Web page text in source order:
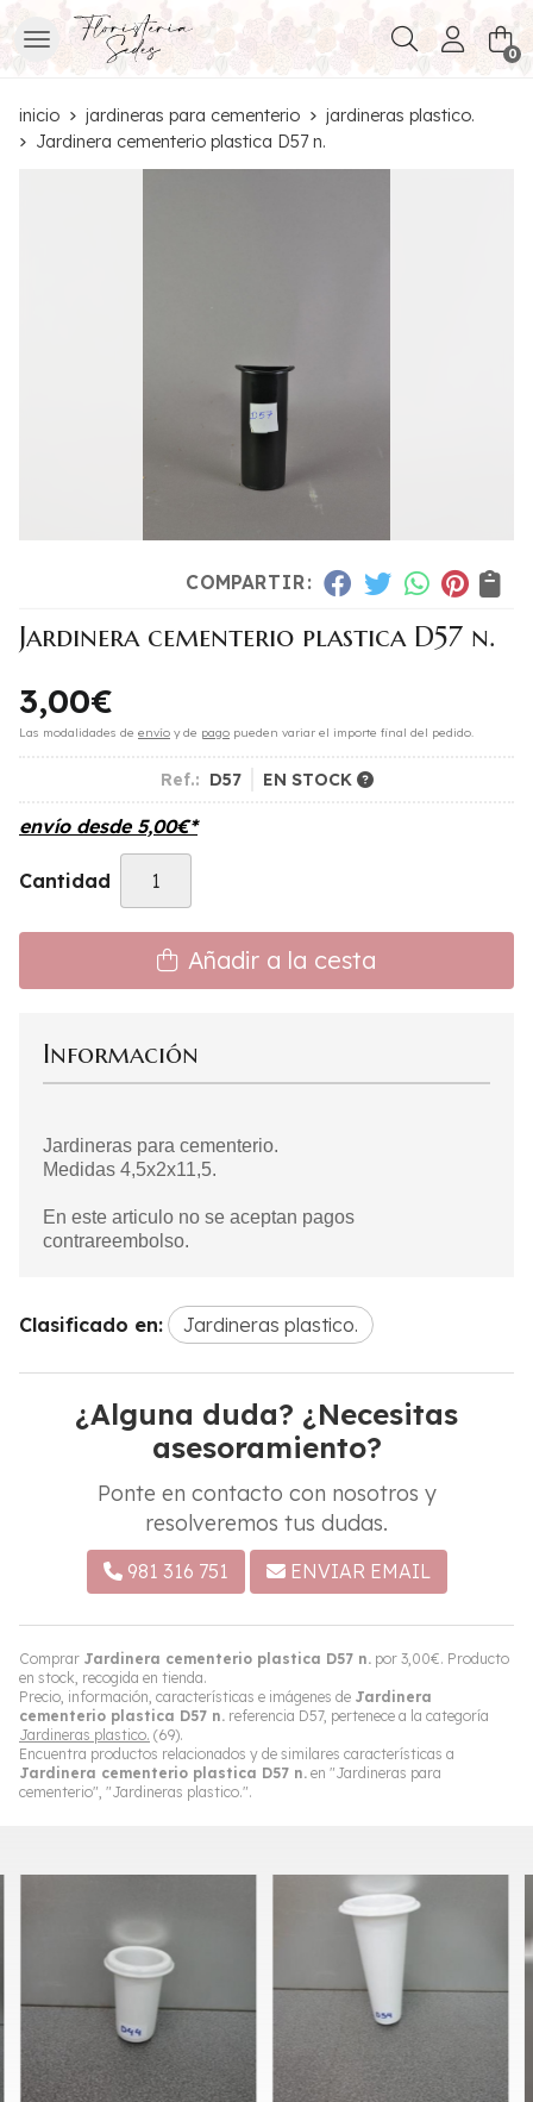
Buscar 0
inicio jardineras para cementerio
jardineras plastico.
Jardinera cementerio plastica D57 n.
COMPARTIR:
Jardinera cementerio plastica D57 n.
3,00€
Las modalidades de envío y de pago pueden variar el importe final del pedido.
Ref.: D57 EN STOCK
envío desde 5,00€*
Cantidad
Añadir a la cesta
Comprar Jardinera cementerio plastica D57 n. por 3,00€. Producto
en stock, recogida en tienda.
Precio, información, características e imágenes de Jardinera
cementerio plastica D57 n. referencia D57, pertenece a la categoría
Jardineras plastico. (69).
Encuentra productos relacionados y de similares características a
Jardinera cementerio plastica D57 n. en "Jardineras para
cementerio", "Jardineras plastico.".
Información
Jardineras para cementerio.
Medidas 4,5x2x11,5.
En este articulo no se aceptan pagos
contrareembolso.
Clasificado en: Jardineras plastico.
¿Alguna duda? ¿Necesitas
asesoramiento?
Ponte en contacto con nosotros y
resolveremos tus dudas.
981 316 751 ENVIAR EMAIL